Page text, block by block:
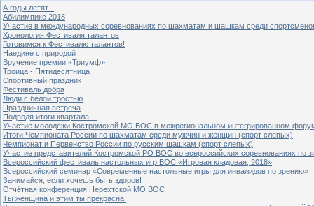
А годы летят...
Абилимпикс 2018
Участие в международных соревнованиях по шахматам и шашкам среди
Хронология Фестиваля талантов
Готовимся к Фестивалю талантов!
Наедине с природой
Вручение премии «Триумф»
Троица - Пятидесятница
Спортивный праздник
Фестиваль добра
Люди с белой тростью
Праздничная встреча
Подводя итоги квартала…
Участие молодежи Костромской МО ВОС в межрегиональном интегрированном
Итоги Чемпионата России по шахматам среди мужчин и женщин (спорт слепых)
Чемпионат и Первенство России по русским шашкам (спорт слепых)
Участие представителей Костромской РО ВОС во всероссийских соревнованиях по
Всероссийский фестиваль настольных игр ВОС «Игровая кладовая, 2018»
Всероссийский семинар «Современные настольные игры для инвалидов по зрению»
Занимайся, если хочешь быть здоров!
Отчётная конференция Нерехтской МО ВОС
Ты женщина и этим ты прекрасна!